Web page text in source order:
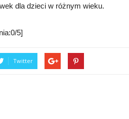
dla dzieci w różnym wieku.
5]
Twitter